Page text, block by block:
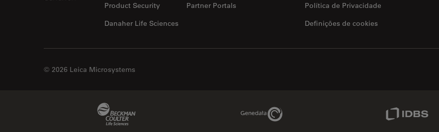
Product Security
Partner Portals
Danaher Life Sciences
Política de Privacidade
Definições de cookies
© 2026 Leica Microsystems
Genedata Link